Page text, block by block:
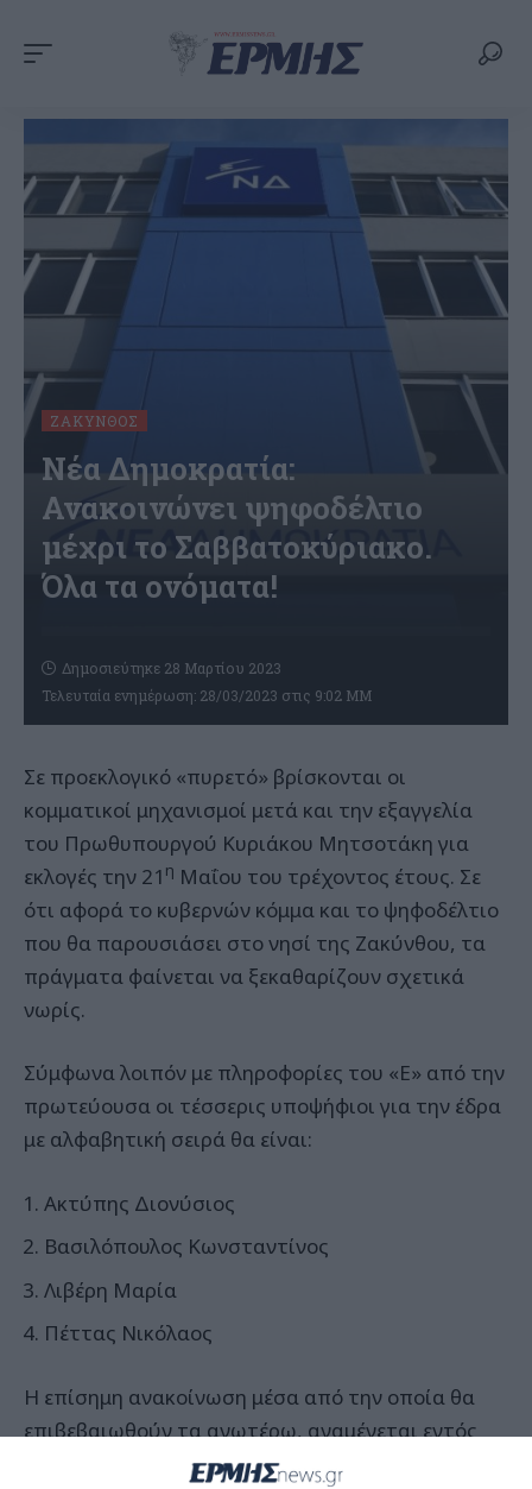
ΖΆΚΥΝΘΟΣ
Νέα Δημοκρατία:
Ανακοινώνει ψηφοδέλτιο
μέχρι το Σαββατοκύριακο.
Όλα τα ονόματα!
Τελευταία ενημέρωση: 28/03/2023 στις 9:02 ΜΜ
Δημοσιεύτηκε 28 Μαρτίου 2023
Σε προεκλογικό «πυρετό» βρίσκονται οι
κομματικοί μηχανισμοί μετά και την εξαγγελία
του Πρωθυπουργού Κυριάκου Μητσοτάκη για
εκλογές την 21 η Μαΐου του τρέχοντος έτους. Σε
ότι αφορά το κυβερνών κόμμα και το ψηφοδέλτιο
που θα παρουσιάσει στο νησί της Ζακύνθου, τα
πράγματα φαίνεται να ξεκαθαρίζουν σχετικά
νωρίς.
Σύμφωνα λοιπόν με πληροφορίες του «Ε» από την
πρωτεύουσα οι τέσσερις υποψήφιοι για την έδρα
με αλφαβητική σειρά θα είναι:
Ακτύπης Διονύσιος
Βασιλόπουλος Κωνσταντίνος
Λιβέρη Μαρία
Πέττας Νικόλαος
Η επίσημη ανακοίνωση μέσα από την οποία θα
επιβεβαιωθούν τα ανωτέρω, αναμένεται εντός
του Σαββατοκύριακου.